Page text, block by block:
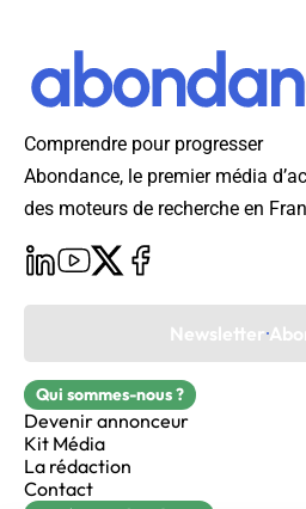
Comprendre pour progresser
Abondance, le premier média
des moteurs de recherche en
Newsletter
Qui sommes-nous ?
Devenir annonceur
Kit Média
La rédaction
Contact